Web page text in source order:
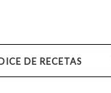
DE RECETAS